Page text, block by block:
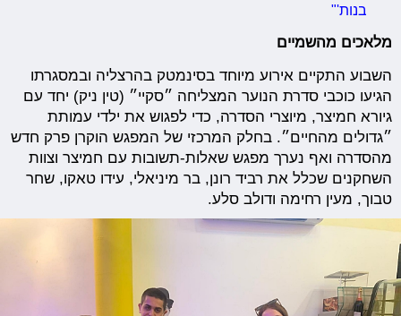
בנות'"
מלאכים מהשמיים
השבוע התקיים אירוע מיוחד בסינמטק בהרצליה ובמסגרתו
הגיעו כוכבי סדרת הנוער המצליחה ״סקיי״ (טין ניק) יחד עם
גיורא חמיצר, מיוצרי הסדרה, כדי לפגוש את ילדי עמותת
״גדולים מהחיים״. בחלק המרכזי של המפגש הוקרן פרק חדש
מהסדרה ואף נערך מפגש שאלות-תשובות עם חמיצר וצוות
השחקנים שכלל את רביד רונן, בר מיניאלי, עידו טאקו, שחר
טבוך, מעין רחימה ודולב סלע.